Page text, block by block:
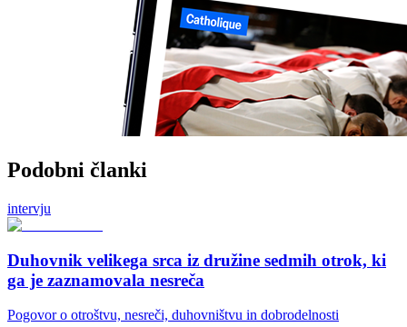
Podobni članki
intervju
Duhovnik velikega srca iz družine sedmih otrok, ki
ga je zaznamovala nesreča
Pogovor o otroštvu, nesreči, duhovništvu in dobrodelnosti